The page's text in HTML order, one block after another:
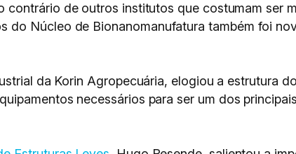
contrário de outros institutos que costumam ser
do Núcleo de Bionanomanufatura também foi
da Korin Agropecuária, elogiou a estrutura do
necessários para ser um dos